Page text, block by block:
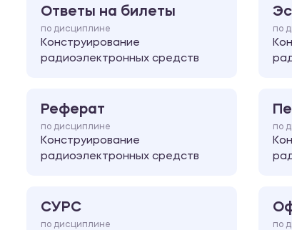
Ответы на билеты
по дисциплине
Конструирование
радиоэлектронных средств
по
Реферат
по дисциплине
Конструирование
радиоэлектронных средств
по
СУРС
по дисциплине по